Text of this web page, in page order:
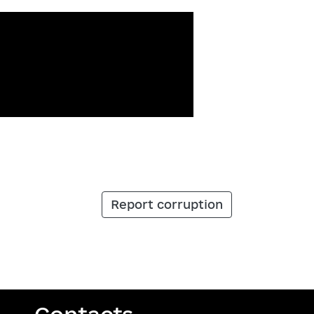
Report corruption